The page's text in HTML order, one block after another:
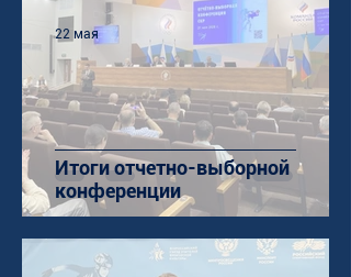
Итоги отчетно-выборной
конференции
22 мая